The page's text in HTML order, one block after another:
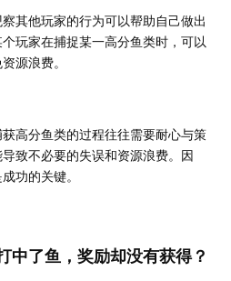
其他玩家的行为可以帮助自己做出
玩家在捕捉某一高分鱼类时，可以
源浪费。
高分鱼类的过程往往需要耐心与策
致不必要的失误和资源浪费。因
功的关键。
中了鱼，奖励却没有获得？